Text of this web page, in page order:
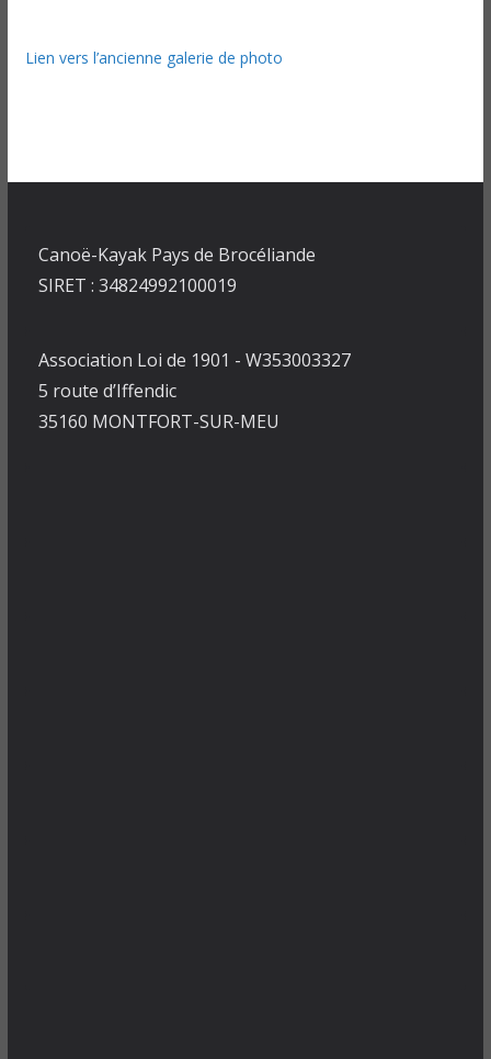
Lien vers l’ancienne galerie de photo
Canoë-Kayak Pays de Brocéliande
SIRET : 34824992100019
Association Loi de 1901 - W353003327
5 route d’Iffendic
35160 MONTFORT-SUR-MEU